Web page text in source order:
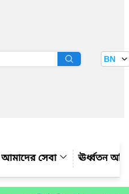
বাতায়ন BN
আমাদের সেবা ঊর্ধ্বতন